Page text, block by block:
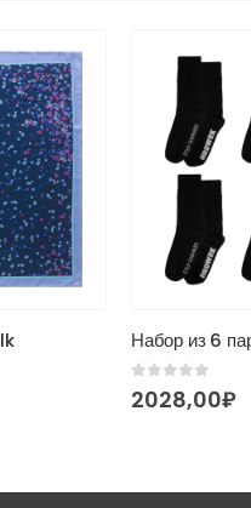
0 из 5
2028,00₽